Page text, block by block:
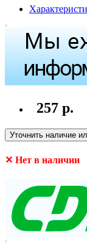
257 р.
Уточнить наличие
✕ Нет в наличии